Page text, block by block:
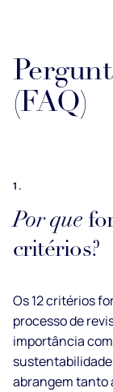
(FAQ)
1.
Por que
critérios?
Os 12 critérios
processo de
importância
abrangem